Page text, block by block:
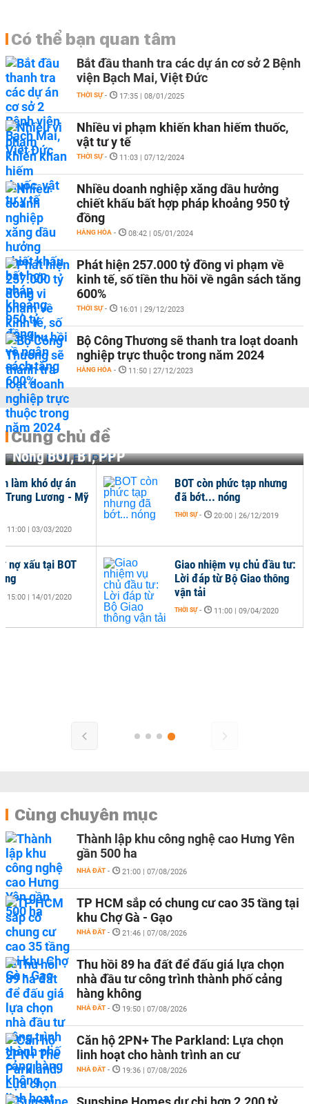
Có thể bạn quan tâm
Bắt đầu thanh tra các dự án cơ sở 2 Bệnh
viện Bạch Mai, Việt Đức
THỜI SỰ - 17:35 | 08/01/2025
Nhiều vi phạm khiến khan hiếm thuốc,
vật tư y tế
THỜI SỰ - 11:03 | 07/12/2024
Nhiều doanh nghiệp xăng dầu hưởng
chiết khấu bất hợp pháp khoảng 950 tỷ
đồng
HÀNG HÓA - 08:42 | 05/01/2024
Phát hiện 257.000 tỷ đồng vi phạm về
kinh tế, số tiền thu hồi về ngân sách tăng
600%
THỜI SỰ - 16:01 | 29/12/2023
Bộ Công Thương sẽ thanh tra loạt doanh
nghiệp trực thuộc trong năm 2024
HÀNG HÓA - 11:50 | 27/12/2023
Cùng chủ đề
Nóng BOT, BT, PPP
Giao nhiệm vụ chủ đầu tư:
Lời đáp từ Bộ Giao thông
vận tải
THỜI SỰ - 11:00 | 09/04/2020
làm khó dự án
Trung Lương - Mỹ
11:00 | 03/03/2020
nợ xấu tại BOT
15:00 | 14/01/2020
BOT còn phức tạp nhưng
đã bớt... nóng
THỜI SỰ - 20:00 | 26/12/2019
Cùng chuyên mục
Thành lập khu công nghệ cao Hưng Yên
gần 500 ha
NHÀ ĐẤT - 21:00 | 07/08/2026
TP HCM sắp có chung cư cao 35 tầng tại
khu Chợ Gà - Gạo
NHÀ ĐẤT - 21:46 | 07/08/2026
Thu hồi 89 ha đất để đấu giá lựa chọn
nhà đầu tư công trình thành phố cảng
hàng không
NHÀ ĐẤT - 19:50 | 07/08/2026
Căn hộ 2PN+ The Parkland: Lựa chọn
linh hoạt cho hành trình an cư
NHÀ ĐẤT - 19:36 | 07/08/2026